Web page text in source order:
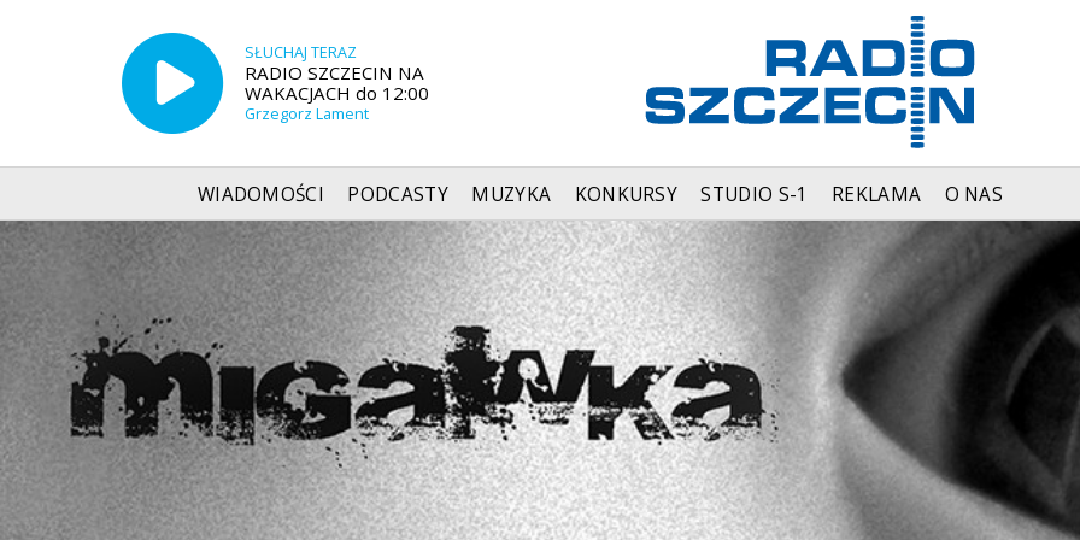
SŁUCHAJ TERAZ
RADIO SZCZECIN NA
WAKACJACH do 12:00
Grzegorz Lament
WIADOMOŚCI PODCASTY MUZYKA KONKURSY STUDIO S-1 REKLAMA O NAS